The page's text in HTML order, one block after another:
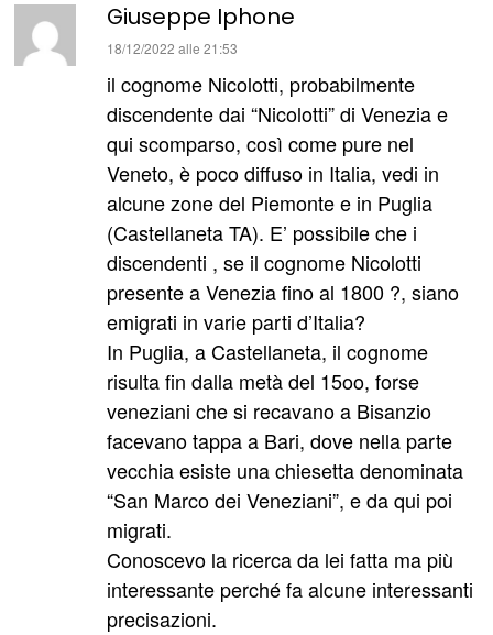
Giuseppe Iphone
ha
detto:
18/12/2022 alle 21:53
il cognome Nicolotti, probabilmente
discendente dai “Nicolotti” di Venezia e
qui scomparso, così come pure nel
Veneto, è poco diffuso in Italia, vedi in
alcune zone del Piemonte e in Puglia
(Castellaneta TA). E’ possibile che i
discendenti , se il cognome Nicolotti
presente a Venezia fino al 1800 ?, siano
emigrati in varie parti d’Italia?
In Puglia, a Castellaneta, il cognome
risulta fin dalla metà del 15oo, forse
veneziani che si recavano a Bisanzio
facevano tappa a Bari, dove nella parte
vecchia esiste una chiesetta denominata
“San Marco dei Veneziani”, e da qui poi
migrati.
Conoscevo la ricerca da lei fatta ma più
interessante perché fa alcune interessanti
precisazioni.